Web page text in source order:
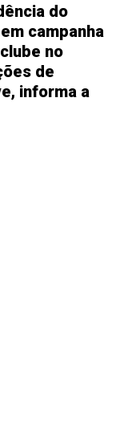
do
campanha
no
de
informa a